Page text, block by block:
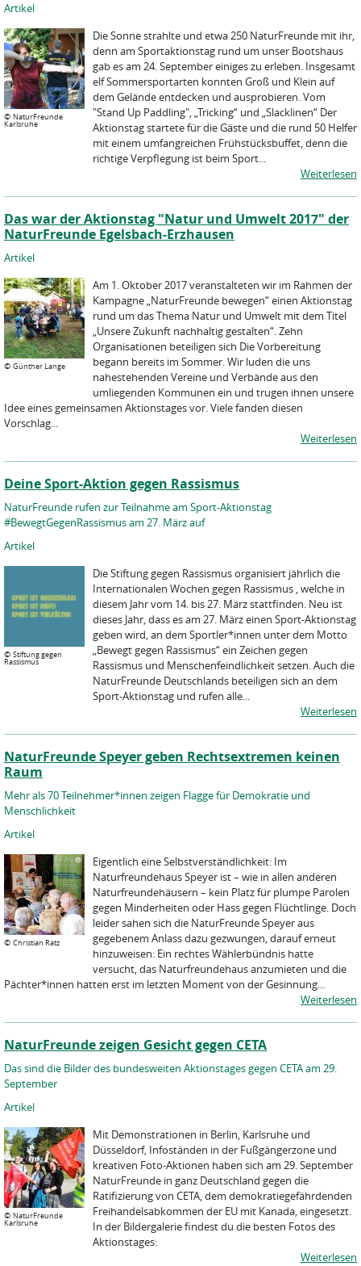
Artikel
© NaturFreunde
Karlsruhe
Die Sonne strahlte und etwa 250 NaturFreunde mit ihr,
denn am Sportaktionstag rund um unser Bootshaus
gab es am 24. September einiges zu erleben. Insgesamt
elf Sommersportarten konnten Groß und Klein auf
dem Gelände entdecken und ausprobieren. Vom
"Stand Up Paddling", „Tricking“ und „Slacklinen“ Der
Aktionstag startete für die Gäste und die rund 50 Helfer
mit einem umfangreichen Frühstücksbuffet, denn die
richtige Verpflegung ist beim Sport...
Weiterlesen
Das war der Aktionstag "Natur und Umwelt 2017" der
NaturFreunde Egelsbach-Erzhausen
Artikel
© Günther Lange
Am 1. Oktober 2017 veranstalteten wir im Rahmen der
Kampagne „NaturFreunde bewegen“ einen Aktionstag
rund um das Thema Natur und Umwelt mit dem Titel
„Unsere Zukunft nachhaltig gestalten“. Zehn
Organisationen beteiligen sich Die Vorbereitung
begann bereits im Sommer. Wir luden die uns
nahestehenden Vereine und Verbände aus den
umliegenden Kommunen ein und trugen ihnen unsere
Idee eines gemeinsamen Aktionstages vor. Viele fanden diesen
Vorschlag...
Weiterlesen
Deine Sport-Aktion gegen Rassismus
NaturFreunde rufen zur Teilnahme am Sport-Aktionstag
#BewegtGegenRassismus am 27. März auf
Artikel
© Stiftung gegen
Rassismus
Die Stiftung gegen Rassismus organisiert jährlich die
Internationalen Wochen gegen Rassismus , welche in
diesem Jahr vom 14. bis 27. März stattfinden. Neu ist
dieses Jahr, dass es am 27. März einen Sport-Aktionstag
geben wird, an dem Sportler*innen unter dem Motto
„Bewegt gegen Rassismus“ ein Zeichen gegen
Rassismus und Menschenfeindlichkeit setzen. Auch die
NaturFreunde Deutschlands beteiligen sich an dem
Sport-Aktionstag und rufen alle...
Weiterlesen
NaturFreunde Speyer geben Rechtsextremen keinen
Raum
Mehr als 70 Teilnehmer*innen zeigen Flagge für Demokratie und
Menschlichkeit
Artikel
© Christian Ratz
Eigentlich eine Selbstverständlichkeit: Im
Naturfreundehaus Speyer ist – wie in allen anderen
Naturfreundehäusern – kein Platz für plumpe Parolen
gegen Minderheiten oder Hass gegen Flüchtlinge. Doch
leider sahen sich die NaturFreunde Speyer aus
gegebenem Anlass dazu gezwungen, darauf erneut
hinzuweisen: Ein rechtes Wählerbündnis hatte
versucht, das Naturfreundehaus anzumieten und die
Pächter*innen hatten erst im letzten Moment von der Gesinnung...
Weiterlesen
NaturFreunde zeigen Gesicht gegen CETA
Das sind die Bilder des bundesweiten Aktionstages gegen CETA am 29.
September
Artikel
© NaturFreunde
Karlsruhe
Mit Demonstrationen in Berlin, Karlsruhe und
Düsseldorf, Infoständen in der Fußgängerzone und
kreativen Foto-Aktionen haben sich am 29. September
NaturFreunde in ganz Deutschland gegen die
Ratifizierung von CETA, dem demokratiegefährdenden
Freihandelsabkommen der EU mit Kanada, eingesetzt.
In der Bildergalerie findest du die besten Fotos des
Aktionstages:
Weiterlesen